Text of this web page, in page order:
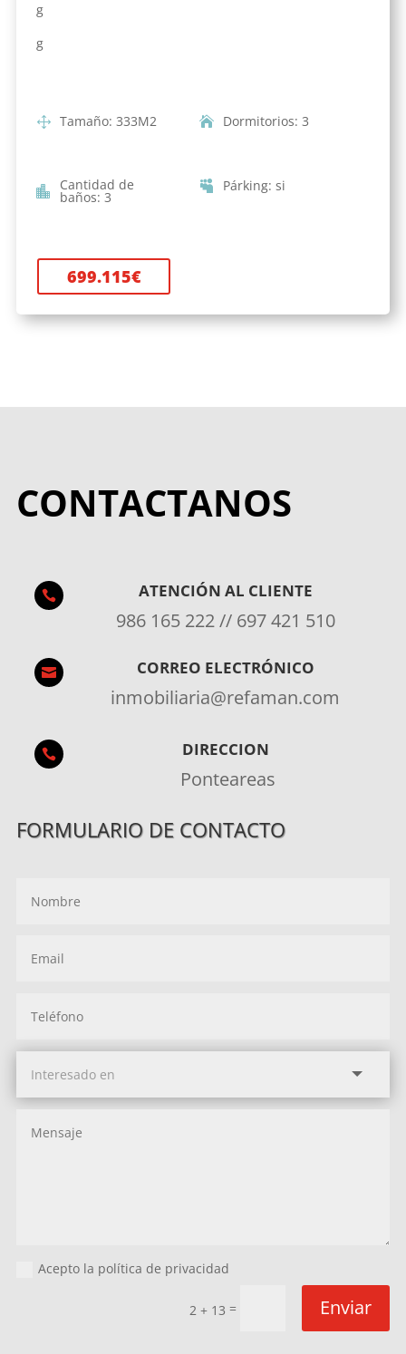
g
g
Tamaño: 333M2 Dormitorios: 3
Cantidad de
baños: 3
Párking: si
699.115€
CONTACTANOS
 ATENCIÓN AL CLIENTE
986 165 222 // 697 421 510
 CORREO ELECTRÓNICO
inmobiliaria@refaman.com
 DIRECCION
Ponteareas
FORMULARIO DE CONTACTO
Acepto la política de privacidad
2 + 13 = Enviar